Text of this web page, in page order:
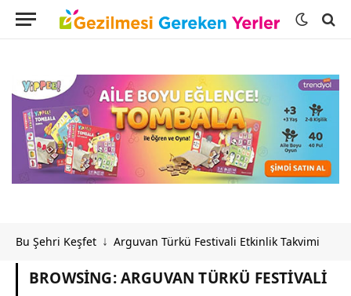
Bu Şehri Keşfet ↓ Arguvan Türkü Festivali Etkinlik Takvimi
BROWSING:ARGUVAN TÜRKÜ FESTIVALI